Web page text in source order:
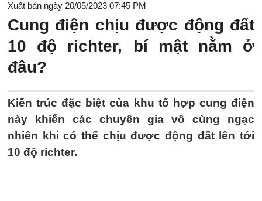
Xuất bản ngày 20/05/2023 07:45 PM
Cung điện chịu được động đất
10 độ richter, bí mật nằm ở
đâu?
Kiến trúc đặc biệt của khu tổ hợp cung điện
này khiến các chuyên gia vô cùng ngạc
nhiên khi có thể chịu được động đất lên tới
10 độ richter.